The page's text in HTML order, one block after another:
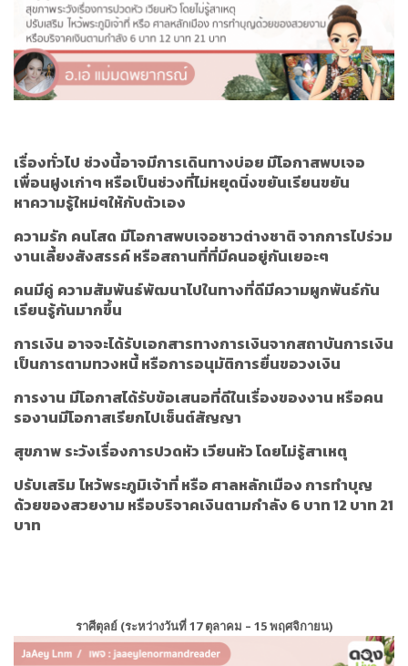
เรื่องทั่วไป ช่วงนี้อาจมีการเดินทางบ่อย มีโอกาสพบเจอ
เพื่อนฝูงเก่าๆ หรือเป็นช่วงที่ไม่หยุดนิ่งขยันเรียนขยัน
หาความรู้ใหม่ๆให้กับตัวเอง
ความรัก คนโสด มีโอกาสพบเจอชาวต่างชาติ จากการไปร่วม
งานเลี้ยงสังสรรค์ หรือสถานที่ที่มีคนอยู่กันเยอะๆ
คนมีคู่ ความสัมพันธ์พัฒนาไปในทางที่ดีมีความผูกพันธ์กัน
เรียนรู้กันมากขึ้น
การเงิน อาจจะได้รับเอกสารทางการเงินจากสถาบันการเงิน
เป็นการตามทวงหนี้ หรือการอนุมัติการยื่นขอวงเงิน
การงาน มีโอกาสได้รับข้อเสนอที่ดีในเรื่องของงาน หรือคน
รองานมีโอกาสเรียกไปเซ็นต์สัญญา
สุขภาพ ระวังเรื่องการปวดหัว เวียนหัว โดยไม่รู้สาเหตุ
ปรับเสริม ไหว้พระภูมิเจ้าที่ หรือ ศาลหลักเมือง การทำบุญ
ด้วยของสวยงาม หรือบริจาคเงินตามกำลัง 6 บาท 12 บาท 21
บาท
ราศีตุลย์ (ระหว่างวันที่ 17 ตุลาคม – 15 พฤศจิกายน)